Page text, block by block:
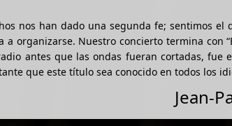
nos han dado una segunda fe; sentimos el
organizarse. Nuestro concierto termina con
antes que las ondas fueran cortadas, fue
que este título sea conocido en todos los
Jean-